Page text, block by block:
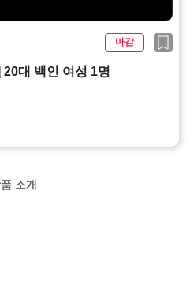
마감
대 백인 여성 1명
소개